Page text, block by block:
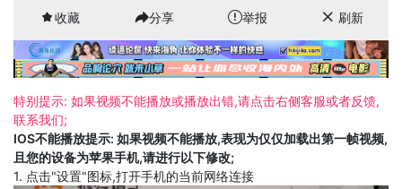
收藏 分享 举报 刷新
特别提示: 如果视频不能播放或播放出错,请点击右侧客服或者反馈,
联系我们;
IOS不能播放提示: 如果视频不能播放,表现为仅仅加载出第一帧视频,
且您的设备为苹果手机,请进行以下修改;
1. 点击"设置"图标,打开手机的当前网络连接